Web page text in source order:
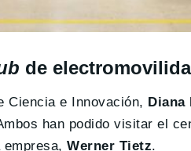
de
Ciencia e Innovación, Diana
han podido visitar el
empresa,Werner Tietz.